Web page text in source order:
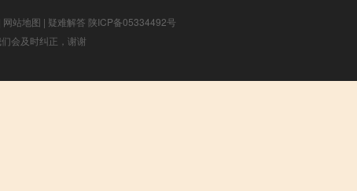
网站地图 | 疑难解答 陕ICP备05334492号
会及时纠正，谢谢